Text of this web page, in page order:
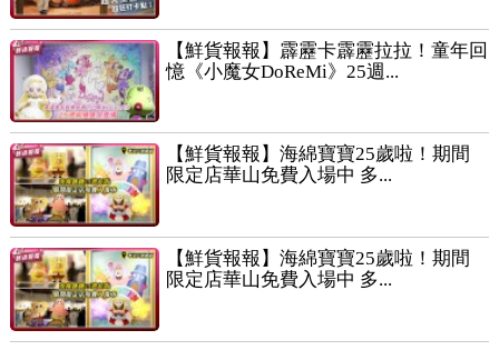
【鮮貨報報】霹靂卡霹靂拉拉！童年回
憶《小魔女DoReMi》25週...
【鮮貨報報】海綿寶寶25歲啦！期間
限定店華山免費入場中 多...
【鮮貨報報】海綿寶寶25歲啦！期間
限定店華山免費入場中 多...